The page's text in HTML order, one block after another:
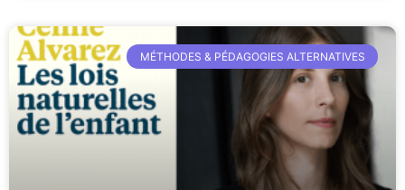
MÉTHODES & PÉDAGOGIES ALTERNATIVES